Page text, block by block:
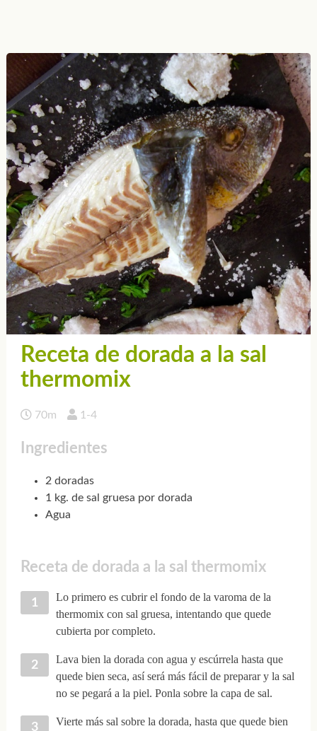
Receta de dorada a la sal
thermomix
70m 1-4
Ingredientes
2 doradas
1 kg. de sal gruesa por dorada
Agua
Receta de dorada a la sal thermomix
Lo primero es cubrir el fondo de la varoma de la
thermomix con sal gruesa, intentando que quede
cubierta por completo.
Lava bien la dorada con agua y escúrrela hasta que
quede bien seca, así será más fácil de preparar y la sal
no se pegará a la piel. Ponla sobre la capa de sal.
Vierte más sal sobre la dorada, hasta que quede bien